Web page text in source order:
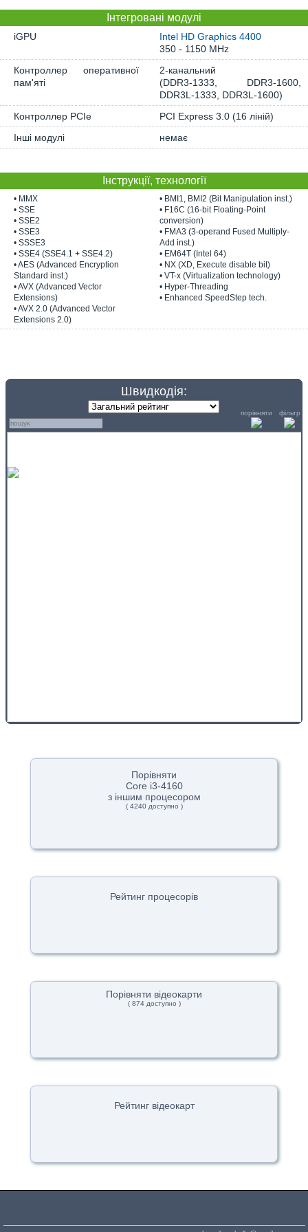
Інтегровані модулі
iGPU
Intel HD Graphics 4400
350 - 1150 MHz
Контроллер оперативної
пам'яті
2-канальний
(DDR3-1333, DDR3-1600,
DDR3L-1333, DDR3L-1600)
Контроллер PCIe
PCI Express 3.0 (16 ліній)
Інші модулі
немає
Інструкції, технології
• MMX
• SSE
• SSE2
• SSE3
• SSSE3
• SSE4 (SSE4.1 + SSE4.2)
• AES (Advanced Encryption
Standard inst.)
• AVX (Advanced Vector
Extensions)
• AVX 2.0 (Advanced Vector
Extensions 2.0)
• BMI1, BMI2 (Bit Manipulation inst.)
• F16C (16-bit Floating-Point
conversion)
• FMA3 (3-operand Fused Multiply-
Add inst.)
• EM64T (Intel 64)
• NX (XD, Execute disable bit)
• VT-x (Virtualization technology)
• Hyper-Threading
• Enhanced SpeedStep tech.
Швидкодія:
порівняти фільтр
Порівняти
Core i3-4160
з іншим процесором
( 4240 доступно )
Рейтинг процесорів
Порівняти відеокарти
( 874 доступно )
Рейтинг відеокарт